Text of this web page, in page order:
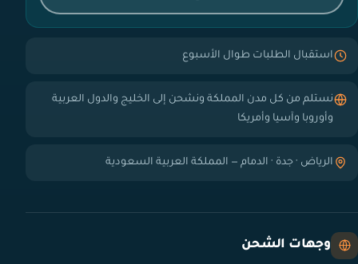
استقبال الطلبات طوال الأسبوع
نستلم من كل مدن المملكة ونشحن إلى الخليج والدول العربية
وأوروبا وآسيا وأمريكا
الرياض · جدة · الدمام — المملكة العربية السعودية
وجهات الشحن